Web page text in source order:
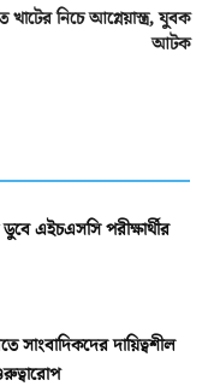
খাটের নিচে আগ্নেয়াস্ত্র, যুবক
আটক
এইচএসসি পরীক্ষার্থীর
সাংবাদিকদের দায়িত্বশীল